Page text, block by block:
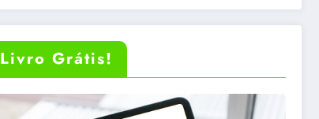
Livro Grátis!